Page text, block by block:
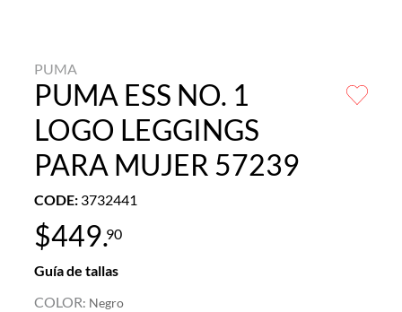
PUMA
PUMA ESS NO. 1
LOGO LEGGINGS
PARA MUJER 57239
CODE: 3732441
$449.90
Guía de tallas
COLOR: Negro